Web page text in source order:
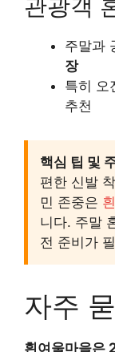
관광객
주말과
장
특히 오
추천
핵심 팁 및
편한 신발
민 존중은
니다. 주말
전 준비가
자주
흰여울마을은